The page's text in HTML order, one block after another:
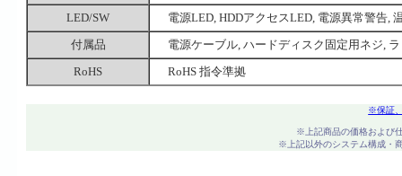
LED/SW
電源LED, HDDアクセスLED, 電源異常警告,
付属品
電源ケーブル, ハードディスク固定用ネジ,
RoHS
RoHS 指令準拠
※保証
※上記商品の価格および
※上記以外のシステム構成・